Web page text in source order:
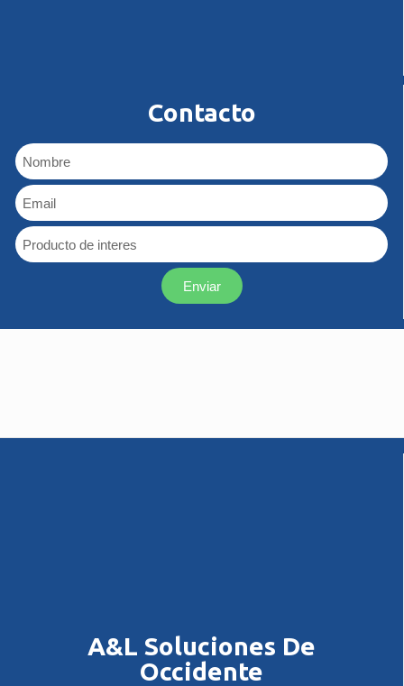
Contacto
Enviar
A&L Soluciones De
Occidente